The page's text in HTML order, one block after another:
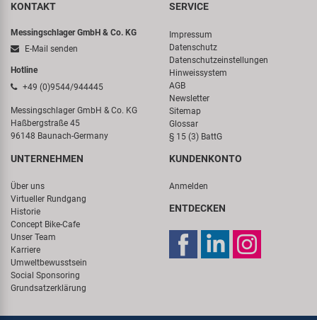
KONTAKT
Messingschlager GmbH & Co. KG
E-Mail senden
Hotline
+49 (0)9544/944445
Messingschlager GmbH & Co. KG
Haßbergstraße 45
96148 Baunach-Germany
SERVICE
Impressum
Datenschutz
Datenschutzeinstellungen
Hinweissystem
AGB
Newsletter
Sitemap
Glossar
§ 15 (3) BattG
UNTERNEHMEN
Über uns
Virtueller Rundgang
Historie
Concept Bike-Cafe
Unser Team
Karriere
Umweltbewusstsein
Social Sponsoring
Grundsatzerklärung
KUNDENKONTO
Anmelden
ENTDECKEN